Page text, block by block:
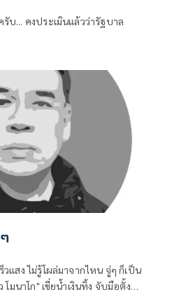
... คงประเมินแล้วว่ารัฐบาล
น จู่ๆ ก็เป็น